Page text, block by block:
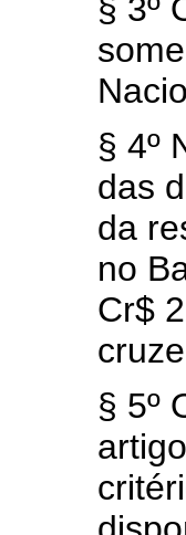
§ 3º
§ 4º
das
da
no
Cr$
§ 5º